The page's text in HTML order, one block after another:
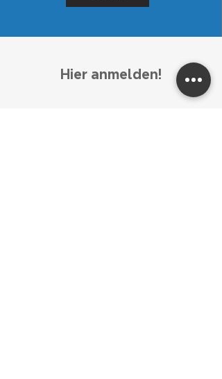
Hier anmelden!